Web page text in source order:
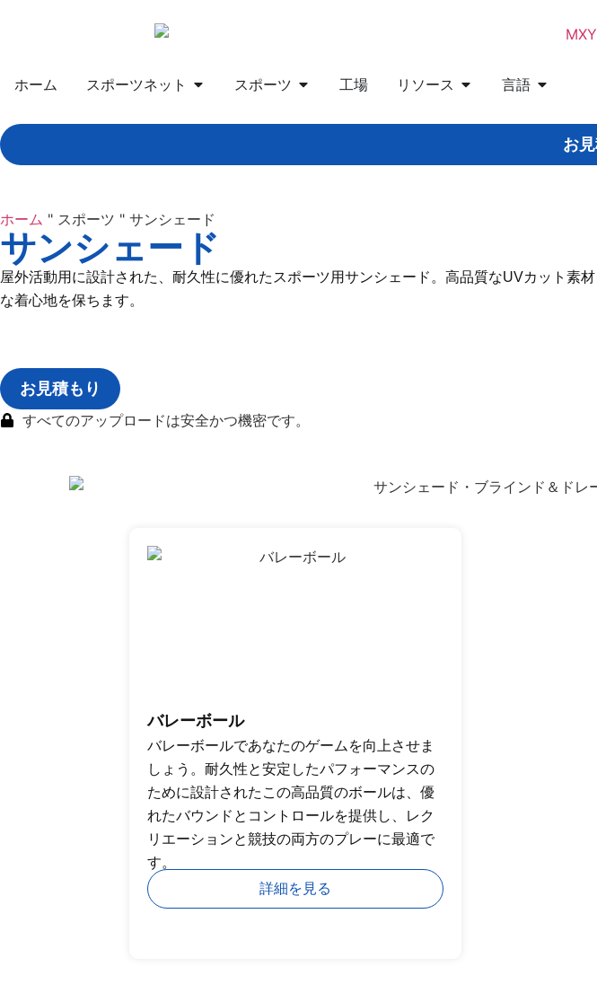
ホーム スポーツネット スポーツ 工場 リソース 言語
お
ホーム " スポーツ " サンシェード
サンシェード
屋外活動用に設計された、耐久性に優れたスポーツ用サンシェード。高品質なUVカット
な着心地を保ちます。
お見積もり
すべてのアップロードは安全かつ機密です。
バレーボール
バレーボールであなたのゲームを向上させま
しょう。耐久性と安定したパフォーマンスの
ために設計されたこの高品質のボールは、優
れたバウンドとコントロールを提供し、レク
リエーションと競技の両方のプレーに最適で
す。
詳細を見る